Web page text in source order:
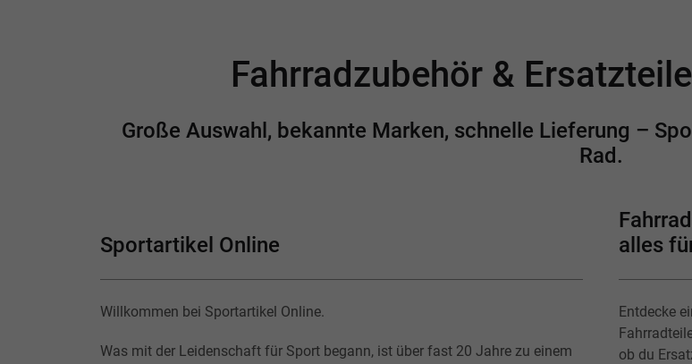
Fahrradzubehör &
Große Auswahl, bekannte Marken, schnelle Lieferung –
Rad.
Sportartikel Online
Willkommen bei Sportartikel Online.
Was mit der Leidenschaft für Sport begann, ist über fast 20 Jahre zu einem
alles
Entdecke
ob du